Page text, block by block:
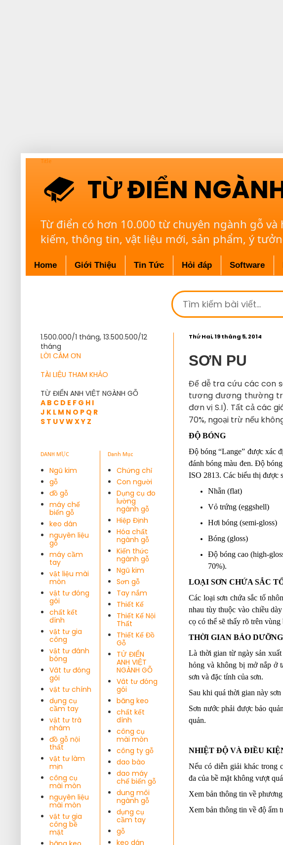
Title
TỪ ĐIỂN
Từ điển có hơn 10.000 từ chuyên ngành gỗ
kiếm, thông tin, vật liệu mới, sản phẩm, ý
Home Giới Thiệu Tin Tức Hỏi đáp Software
Thứ Hai, 19 tháng 5, 2014
SƠN PU
Để dễ tra cứu các con
tương đương thường
đơn vị S.I). Tất cả các
70%, ngoại trừ nếu
ĐỘ BÓNG
Độ bóng “Lange” được xác
đánh bóng màu đen. Độ
ISO 2813. Các biểu thị được
Nhẵn (flat)
Vỏ trứng (eggshell)
Hơi bóng (semi-gloss)
Bóng (gloss)
Độ bóng cao (high-
70%).
LOẠI SƠN CHỨA SẮC
Các loại sơn chứa sắc tố
nhau tùy thuộc vào chiều
cọ có thể sẽ thấy rõ trên vùng
THỜI GIAN BẢO
Là thời gian từ ngày sản
hỏng và không bị mở nắp ở
sơn và đặc tính của sơn.
Sau khi quá thời gian này
Sơn nước phải được bảo
quản.
NHIỆT ĐỘ VÀ ĐIỀU
Nếu có diễn giải khác trong
đa của bề mặt không vượt
Xem bản thông tin về
Xem bản thông tin về độ ẩm
1.500.000/1 tháng, 13.500.500/12
tháng
LỜI CÁM ƠN
TÀI LIỆU THAM KHẢO
TỪ ĐIỂN ANH VIỆT NGÀNH GỖ
A B C D E F G H I
J K L M N O P Q R
S T UVWXY Z
DANH MỤC
Ngũ kim
gỗ
đồ gỗ
máy chế
biến gỗ
keo dán
nguyên liệu
gỗ
máy cầm
tay
vật liệu mài
mòn
vật tư đóng
gói
chất kết
dính
vật tư gia
công
vật tư đánh
bóng
Vât tư đóng
gói
vật tư chính
dụng cụ
cầm tay
vật tư trà
nhám
đồ gỗ nội
thất
vật tư làm
mịn
công cụ
mài mòn
nguyên liệu
mài mòn
vật tư gia
công bề
mặt
Danh Mục
Chứng chỉ
Con người
Dụng cụ đo
lường
ngành gỗ
Hiệp Định
Hóa chất
ngành gỗ
Kiến thức
ngành gỗ
Ngũ kim
Sơn gỗ
Tay nắm
Thiết Kế
Thiết Kế Nội
Thất
Thiết Kế Đồ
Gỗ
TỬ ĐIỂN
ANH VIỆT
NGÀNH GỖ
Vât tư đóng
gói
băng keo
chất kết
dính
công cụ
mài mòn
công ty gỗ
dao bào
dao máy
chế biến gỗ
dung môi
ngành gỗ
dụng cụ
cầm tay
gỗ
keo dán